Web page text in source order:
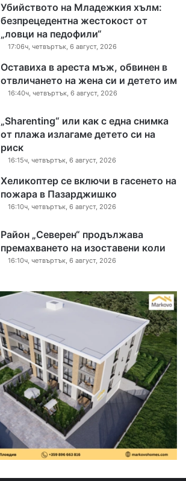
Убийството на Младежкия хълм:
безпрецедентна жестокост от
„ловци на педофили“
17:06ч, четвъртък, 6 август, 2026
Оставиха в ареста мъж, обвинен в
отвличането на жена си и детето им
16:40ч, четвъртък, 6 август, 2026
„Sharenting“ или как с една снимка
от плажа излагаме детето си на
риск
16:15ч, четвъртък, 6 август, 2026
Хеликоптер се включи в гасенето на
пожара в Пазарджишко
16:10ч, четвъртък, 6 август, 2026
Район „Северен“ продължава
премахването на изоставени коли
16:10ч, четвъртък, 6 август, 2026